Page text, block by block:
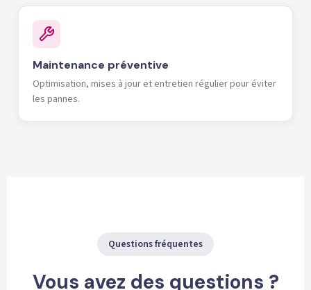
Maintenance préventive
Optimisation, mises à jour et entretien régulier pour éviter
les pannes.
Questions fréquentes
Vous avez des questions ?